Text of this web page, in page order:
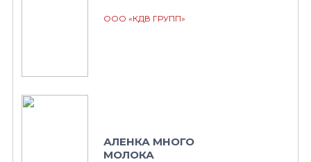
ООО «КДВ ГРУПП»
АЛЕНКА МНОГО
МОЛОКА